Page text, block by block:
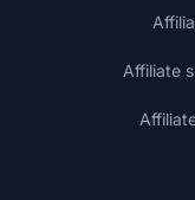
Affiliate